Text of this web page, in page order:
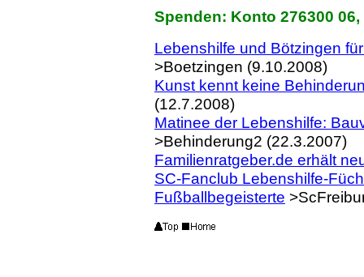
Spenden: Konto 276300
Lebenshilfe und Bötzingen
>Boetzingen (9.10.2008)
Kunst kennt keine
(12.7.2008)
Matinee der Lebenshilfe:
>Behinderung2 (22.3.2007)
Familienratgeber.de erhält
SC-Fanclub Lebenshilfe-
Fußballbegeisterte